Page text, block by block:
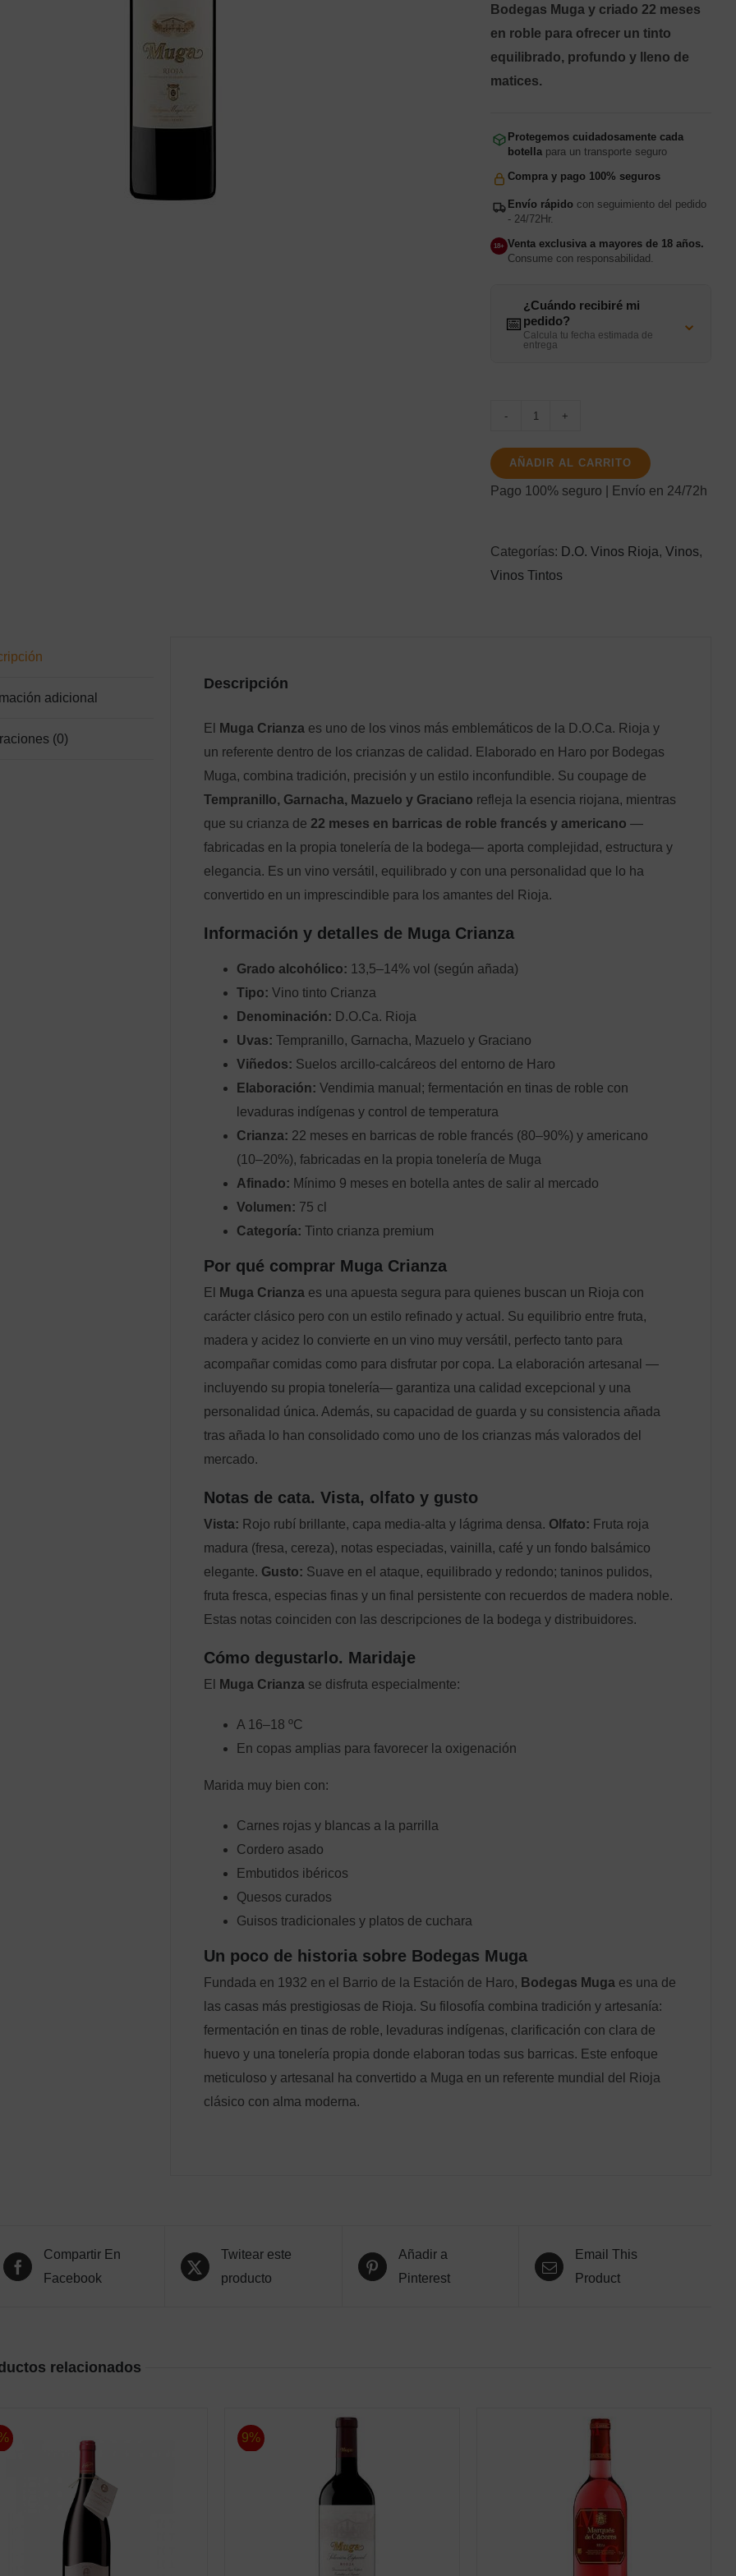
Bodegas Muga y criado 22 meses
en roble para ofrecer un tinto
equilibrado, profundo y lleno de
matices.
Protegemos cuidadosamente cada
botella para un transporte seguro
Compra y pago 100% seguros
Envío rápido con seguimiento del pedido
- 24/72Hr.
18+ Venta exclusiva a mayores de 18 años.
Consume con responsabilidad.
📅
¿Cuándo recibiré mi
pedido?
Calcula tu fecha estimada de
entrega
⌄
Crianza
cantidad
AÑADIR AL CARRITO
Pago 100% seguro | Envío en 24/72h
Categorías: D.O. Vinos Rioja,Vinos,
Vinos Tintos
adicional
(0)
Descripción
El Muga Crianza es uno de los vinos más emblemáticos de la D.O.Ca. Rioja y
un referente dentro de los crianzas de calidad. Elaborado en Haro por Bodegas
Muga, combina tradición, precisión y un estilo inconfundible. Su coupage de
Tempranillo, Garnacha, Mazuelo y Graciano refleja la esencia riojana, mientras
que su crianza de 22 meses en barricas de roble francés y americano —
fabricadas en la propia tonelería de la bodega— aporta complejidad, estructura y
elegancia. Es un vino versátil, equilibrado y con una personalidad que lo ha
convertido en un imprescindible para los amantes del Rioja.
Información y detalles de Muga Crianza
Grado alcohólico: 13,5–14% vol (según añada)
Tipo: Vino tinto Crianza
Denominación: D.O.Ca. Rioja
Uvas: Tempranillo, Garnacha, Mazuelo y Graciano
Viñedos: Suelos arcillo‑calcáreos del entorno de Haro
Elaboración: Vendimia manual; fermentación en tinas de roble con
levaduras indígenas y control de temperatura
Crianza: 22 meses en barricas de roble francés (80–90%) y americano
(10–20%), fabricadas en la propia tonelería de Muga
Afinado: Mínimo 9 meses en botella antes de salir al mercado
Volumen: 75 cl
Categoría: Tinto crianza premium
Por qué comprar Muga Crianza
El Muga Crianza es una apuesta segura para quienes buscan un Rioja con
carácter clásico pero con un estilo refinado y actual. Su equilibrio entre fruta,
madera y acidez lo convierte en un vino muy versátil, perfecto tanto para
acompañar comidas como para disfrutar por copa. La elaboración artesanal —
incluyendo su propia tonelería— garantiza una calidad excepcional y una
personalidad única. Además, su capacidad de guarda y su consistencia añada
tras añada lo han consolidado como uno de los crianzas más valorados del
mercado.
Notas de cata. Vista, olfato y gusto
Vista: Rojo rubí brillante, capa media‑alta y lágrima densa. Olfato: Fruta roja
madura (fresa, cereza), notas especiadas, vainilla, café y un fondo balsámico
elegante. Gusto: Suave en el ataque, equilibrado y redondo; taninos pulidos,
fruta fresca, especias finas y un final persistente con recuerdos de madera noble.
Estas notas coinciden con las descripciones de la bodega y distribuidores.
Cómo degustarlo. Maridaje
El Muga Crianza se disfruta especialmente:
A 16–18 ºC
En copas amplias para favorecer la oxigenación
Marida muy bien con:
Carnes rojas y blancas a la parrilla
Cordero asado
Embutidos ibéricos
Quesos curados
Guisos tradicionales y platos de cuchara
Un poco de historia sobre Bodegas Muga
Fundada en 1932 en el Barrio de la Estación de Haro, Bodegas Muga es una de
las casas más prestigiosas de Rioja. Su filosofía combina tradición y artesanía:
fermentación en tinas de roble, levaduras indígenas, clarificación con clara de
huevo y una tonelería propia donde elaboran todas sus barricas. Este enfoque
meticuloso y artesanal ha convertido a Muga en un referente mundial del Rioja
clásico con alma moderna.
Compartir En
Facebook
Twitear este
producto
Añadir a
Pinterest
Email This
Product
relacionados
9%